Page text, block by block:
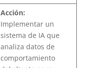
Acción:
Implementar un
sistema de IA que
analiza datos de
comportamiento